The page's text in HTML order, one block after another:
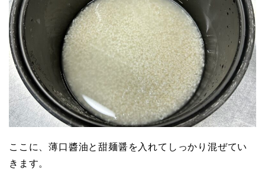
ここに、薄口醬油と甜麺醤を入れてしっかり混ぜてい
きます。